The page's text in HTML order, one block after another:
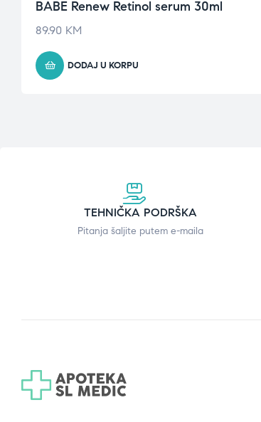
BABE Renew Retinol serum 30ml
89.90 KM
DODAJ U KORPU
TEHNIČKA PODRŠKA
Pitanja šaljite putem e-maila